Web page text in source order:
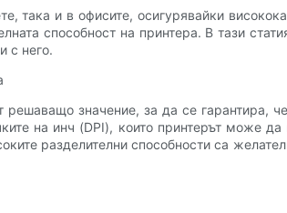
така и в офисите, осигурявайки
способност на принтера. В тази
с него.
решаващо значение, за да се гарантира,
на инч (DPI), които принтерът може
разделителни способности са